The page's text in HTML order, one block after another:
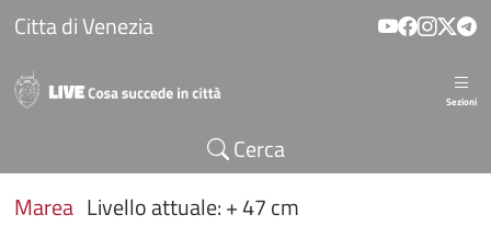
Salta al contenuto principale
Citta di Venezia
Sezioni
Cerca
Marea Livello attuale: + 47 cm